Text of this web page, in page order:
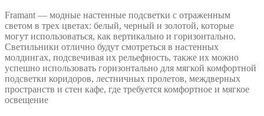
Framant — модные настенные подсветки с отраженным
светом в трех цветах: белый, черный и золотой, которые
могут использоваться, как вертикально и горизонтально.
Светильники отлично будут смотреться в настенных
молдингах, подсвечивая их рельефность, также их можно
успешно использовать горизонтально для мягкой комфортной
подсветки коридоров, лестничных пролетов, междверных
пространств и стен кафе, где требуется комфортное и мягкое
освещение